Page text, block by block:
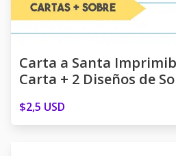
Carta a Santa
Carta + 2 Diseños de
$2,5 USD